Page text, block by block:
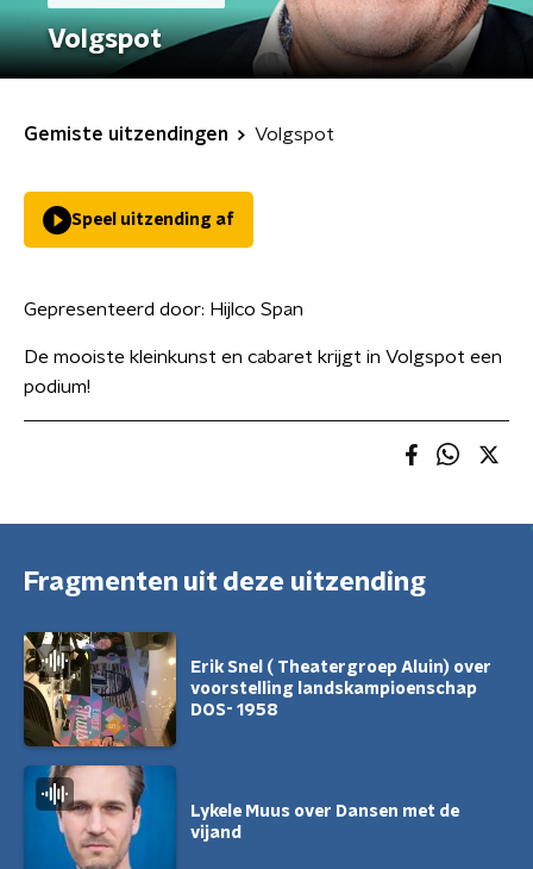
Volgspot
Gemiste uitzendingen Volgspot
Speel uitzending af
Gepresenteerd door: Hijlco Span
De mooiste kleinkunst en cabaret krijgt in Volgspot een
podium!
Fragmenten uit deze uitzending
Erik Snel ( Theatergroep Aluin) over
voorstelling landskampioenschap
DOS- 1958
Lykele Muus over Dansen met de
vijand